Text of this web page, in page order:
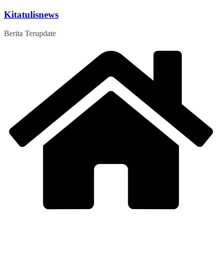
Skip
content
Kitatulisnews
Berita Terupdate